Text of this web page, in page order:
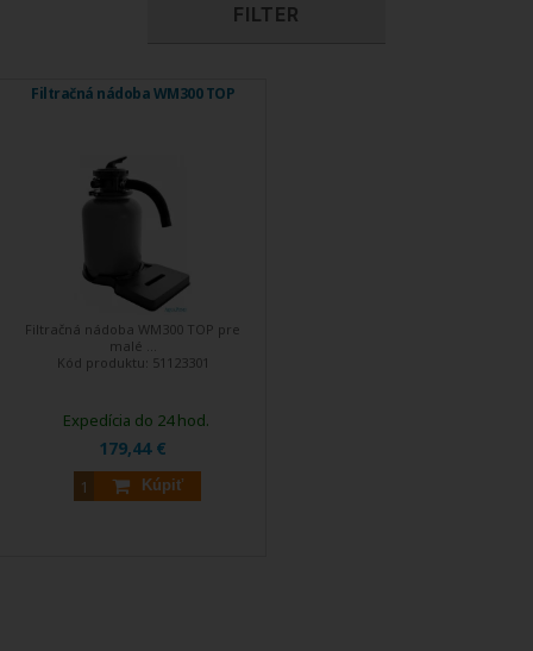
FILTER
Filtračná nádoba WM300 TOP
Filtračná nádoba WM300 TOP pre
malé ...
Kód produktu: 51123301
179,44 €
Kúpiť
Expedícia do 24 hod.